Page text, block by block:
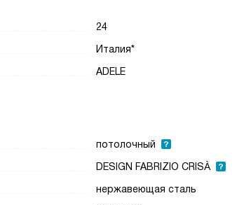
24
Италия*
ADELE
потолочный
DESIGN FABRIZIO CRISÀ
нержавеющая сталь